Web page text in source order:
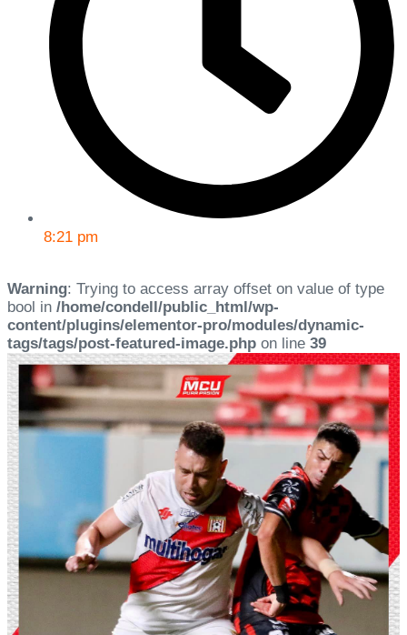
8:21 pm
Warning: Trying to access array offset on value of type
bool in /home/condell/public_html/wp-
content/plugins/elementor-pro/modules/dynamic-
tags/tags/post-featured-image.php on line 39